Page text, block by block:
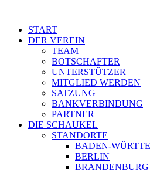
START
DER VEREIN
TEAM
BOTSCHAFTER
UNTERSTÜTZER
MITGLIED WERDEN
SATZUNG
BANKVERBINDUNG
PARTNER
DIE SCHAUKEL
STANDORTE
BADEN-
BERLIN
BRANDENBURG